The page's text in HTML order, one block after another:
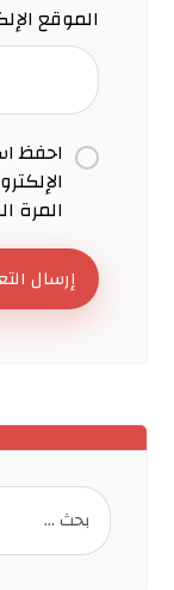
الموقع
احفظ
المرة
إرسال